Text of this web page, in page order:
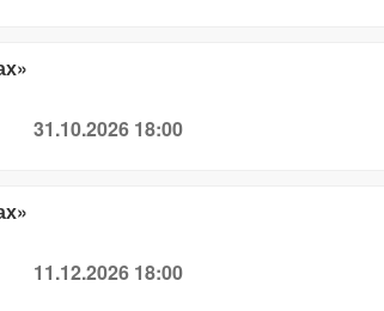
31.10.2026 18:00
11.12.2026 18:00